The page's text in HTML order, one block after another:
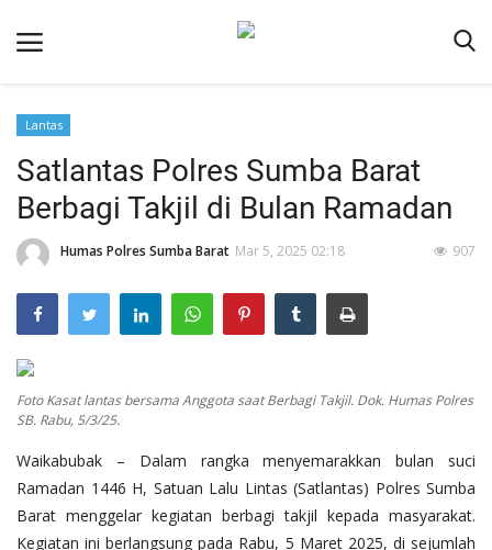
Redaksi
Binkam
Lantas
Mitra Polisi
Polsek Jajaran
Lantas
Satlantas Polres Sumba Barat
Berbagi Takjil di Bulan Ramadan
Humas Polres Sumba Barat Mar 5, 2025 02:18 907
Foto Kasat lantas bersama Anggota saat Berbagi Takjil. Dok. Humas Polres
SB. Rabu, 5/3/25.
Waikabubak – Dalam rangka menyemarakkan bulan suci
Ramadan 1446 H, Satuan Lalu Lintas (Satlantas) Polres Sumba
Barat menggelar kegiatan berbagi takjil kepada masyarakat.
Kegiatan ini berlangsung pada Rabu, 5 Maret 2025, di sejumlah